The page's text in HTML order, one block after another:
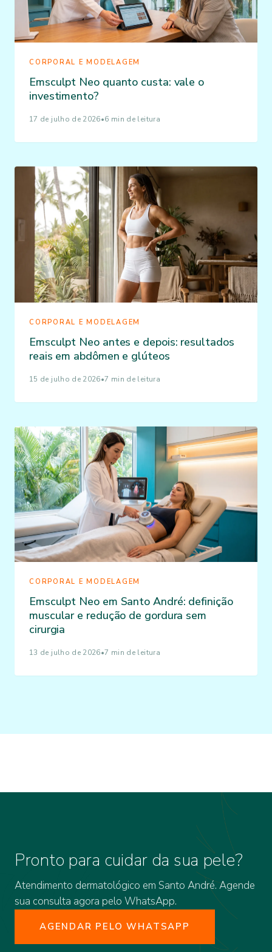
CORPORAL E MODELAGEM
Emsculpt Neo quanto custa: vale o
investimento?
17 de julho de 2026•6 min de leitura
CORPORAL E MODELAGEM
Emsculpt Neo antes e depois: resultados
reais em abdômen e glúteos
15 de julho de 2026•7 min de leitura
CORPORAL E MODELAGEM
Emsculpt Neo em Santo André: definição
muscular e redução de gordura sem
cirurgia
13 de julho de 2026•7 min de leitura
Pronto para cuidar da sua pele?
Atendimento dermatológico em Santo André. Agende
sua consulta agora pelo WhatsApp.
AGENDAR PELO WHATSAPP